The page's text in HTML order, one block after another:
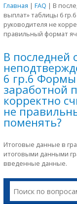
Главная | FAQ | В
выплат» таблицы 6
руководителя не
правильный формат
В последней
6 гр.6
заработной
корректно
не
поменять?
Итоговые данные в
итоговыми данными
введенные данные.